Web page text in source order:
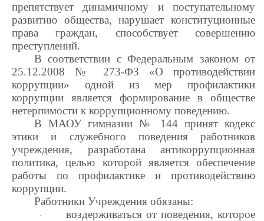
препятствует динамичному и поступательному
развитию общества, нарушает конституционные
права граждан, способствует совершению
преступлений.
В соответствии с Федеральным законом от
25.12.2008 № 273-ФЗ «О противодействии
коррупции» одной из мер профилактики
коррупции является формирование в обществе
нетерпимости к коррупционному поведению.
В МАОУ гимназии № 144 принят кодекс
этики и служебного поведения работников
учреждения, разработана антикоррупционная
политика, целью которой является обеспечение
работы по профилактике и противодействию
коррупции.
Работники Учреждения обязаны:
·
воздерживаться от поведения, которое